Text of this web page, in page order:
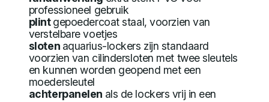
professioneel gebruik
plintgepoedercoat staal, voorzien van
verstelbare voetjes
sloten aquarius-lockers zijn standaard
voorzien van cilindersloten met twee sleutels
en kunnen worden geopend met een
moedersleutel
achterpanelen als de lockers vrij in een